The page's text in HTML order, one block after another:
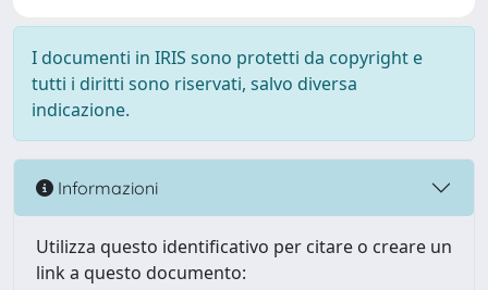
I documenti in IRIS sono protetti da copyright e
tutti i diritti sono riservati, salvo diversa
indicazione.
Informazioni
Utilizza questo identificativo per citare o creare un
link a questo documento: